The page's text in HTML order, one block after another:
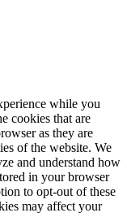
while you
cookies that are
as they are
of the website. We
and understand how
in your browser
to opt-out of these
may affect your